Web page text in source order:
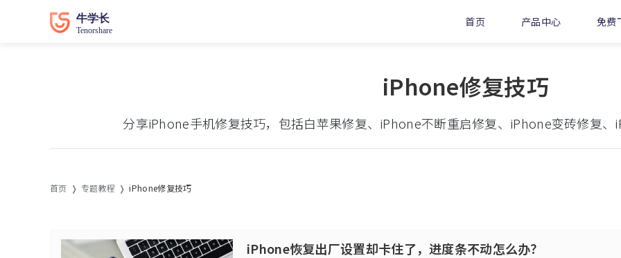
首页 产品中心 免费
iPhone修复技巧
分享iPhone手机修复技巧，包括白苹果修复、iPhone不断重启修复、iPhone变砖修复
首页 专题教程 iPhone修复技巧
iPhone恢复出厂设置却卡住了，进度条不动怎么办？